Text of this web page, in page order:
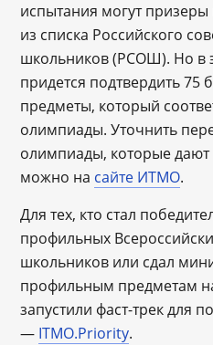
испытания могут
из списка Российского
школьников (РСОШ). Но в
придется подтвердить 75
предметы, который
олимпиады. Уточнить
олимпиады, которые дают
можно на сайте ИТМО.
Для тех, кто стал
профильных
школьников или сдал
профильным предметам
запустили фаст-трек для
— ITMO.Priority.